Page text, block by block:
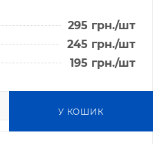
295 грн./шт
245 грн./шт
195 грн./шт
У КОШИК